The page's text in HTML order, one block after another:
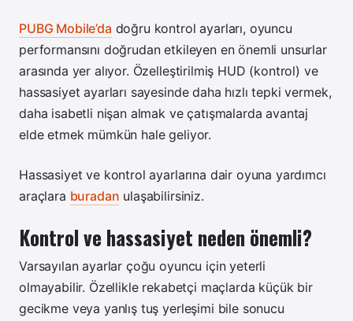
PUBG Mobile’da doğru kontrol ayarları, oyuncu
performansını doğrudan etkileyen en önemli unsurlar
arasında yer alıyor. Özelleştirilmiş HUD (kontrol) ve
hassasiyet ayarları sayesinde daha hızlı tepki vermek,
daha isabetli nişan almak ve çatışmalarda avantaj
elde etmek mümkün hale geliyor.
Hassasiyet ve kontrol ayarlarına dair oyuna yardımcı
araçlara buradan ulaşabilirsiniz.
Kontrol ve hassasiyet neden önemli?
Varsayılan ayarlar çoğu oyuncu için yeterli
olmayabilir. Özellikle rekabetçi maçlarda küçük bir
gecikme veya yanlış tuş yerleşimi bile sonucu